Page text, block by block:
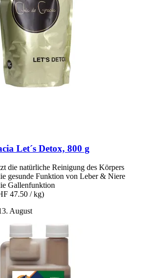
Let´s Detox, 800 g
die natürliche Reinigung des Körpers
gesunde Funktion von Leber & Niere
Gallenfunktion
47.50 / kg)
August